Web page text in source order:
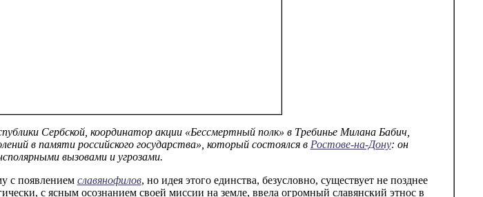
Сербской, координатор акции «Бессмертный полк» в Требинье Милана Бабич,
в памяти российского государства», который состоялся в Ростове-на-Дону: он
вызовами и угрозами.
с появлением славянофилов, но идея этого единства, безусловно, существует не позднее
с ясным осознанием своей миссии на земле, ввела огромный славянский этнос в